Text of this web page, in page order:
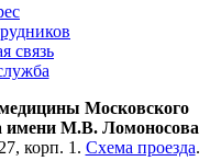
связь
Московского
имени М.В. Ломоносова
корп. 1. Схема проезда.